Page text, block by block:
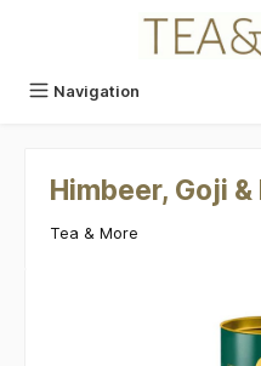
Navigation
Himbeer, Goji
Tea & More